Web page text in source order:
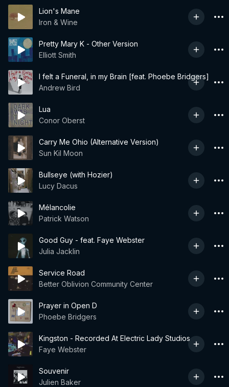
Lion's Mane
Iron & Wine
Pretty Mary K - Other Version
Elliott Smith
I felt a Funeral, in my Brain [feat. Phoebe Bridgers]
Andrew Bird
Lua
Conor Oberst
Carry Me Ohio (Alternative Version)
Sun Kil Moon
Bullseye (with Hozier)
Lucy Dacus
Mélancolie
Patrick Watson
Good Guy - feat. Faye Webster
Julia Jacklin
Service Road
Better Oblivion Community Center
Prayer in Open D
Phoebe Bridgers
Kingston - Recorded At Electric Lady Studios
Faye Webster
Souvenir
Julien Baker